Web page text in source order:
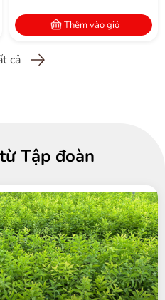
Thêm vào giỏ
cả
Tập đoàn